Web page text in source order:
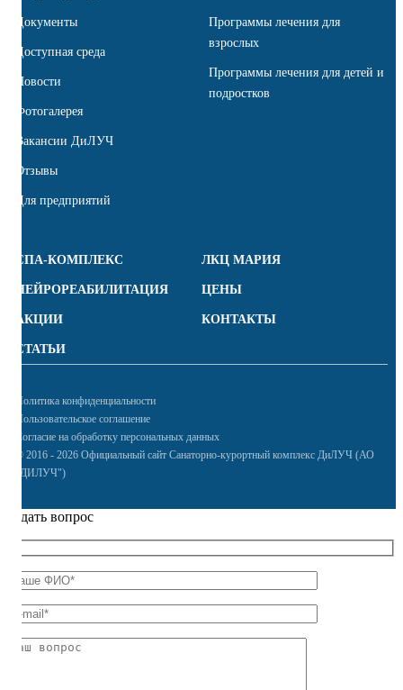
Документы
Доступная среда
Новости
Фотогалерея
Вакансии ДиЛУЧ
Отзывы
Для предприятий
Программы лечения для
взрослых
Программы лечения для детей и
подростков
СПА-КОМПЛЕКС ЛКЦ МАРИЯ
НЕЙРОРЕАБИЛИТАЦИЯ ЦЕНЫ
АКЦИИ КОНТАКТЫ
СТАТЬИ
Политика конфиденциальности
Пользовательское соглашение
Согласие на обработку персональных данных
© 2016 - 2026 Официальный сайт Санаторно-курортный комплекс ДиЛУЧ (АО
"ДИЛУЧ")
Задать вопрос